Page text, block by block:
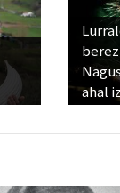
ahal